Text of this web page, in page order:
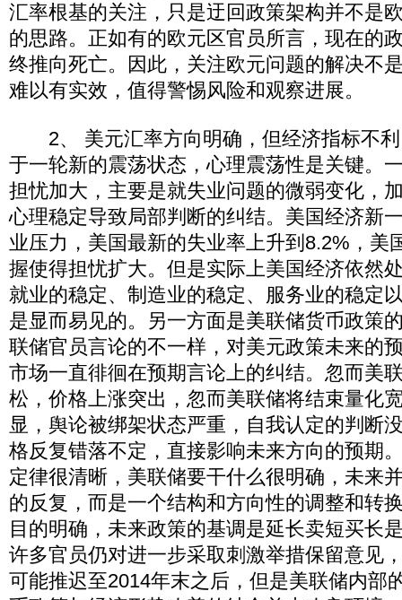
汇率根基的关注，只是迂回政策架构并不是
的思路。正如有的欧元区官员所言，现在的
终推向死亡。因此，关注欧元问题的解决不
难以有实效，值得警惕风险和观察进展。
2、 美元汇率方向明确，但经济指标不利
于一轮新的震荡状态，心理震荡性是关键。
担忧加大，主要是就失业问题的微弱变化，
心理稳定导致局部判断的纠结。美国经济新
业压力，美国最新的失业率上升到8.2%，美
握使得担忧扩大。但是实际上美国经济依然
就业的稳定、制造业的稳定、服务业的稳定
是显而易见的。另一方面是美联储货币政策
联储官员言论的不一样，对美元政策未来的
市场一直徘徊在预期言论上的纠结。忽而美
松，价格上涨突出，忽而美联储将结束量化
显，舆论被绑架状态严重，自我认定的判断
格反复错落不定，直接影响未来方向的预期
定律很清晰，美联储要干什么很明确，未来
的反复，而是一个结构和方向性的调整和转
目的明确，未来政策的基调是延长卖短买长
许多官员仍对进一步采取刺激举措保留意见
可能推迟至2014年末之后，但是美联储内部